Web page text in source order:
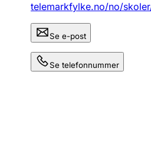
telemarkfylke.no/no/
Se e-post
Se telefonnummer